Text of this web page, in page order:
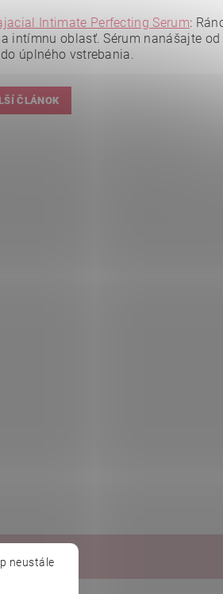
Intimate Perfecting Serum:
intímnu oblasť. Sérum nanášajte
úplného vstrebania.
ČLÁNOK
neustále